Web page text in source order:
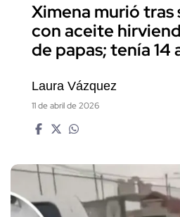
Ximena murió tras
con aceite
de papas; tenía 14
Laura Vázquez
11 de abril de 2026